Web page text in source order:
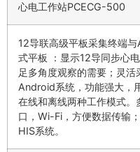
心电工作站PCECG-500
12导联高级平板采集终端
式平板 ：显示12导同步心
足多角度观察的需要；灵活
Android系统，功能强大，
在线和离线两种工作模式
口，Wi-Fi，方便数据传输
HIS系统。